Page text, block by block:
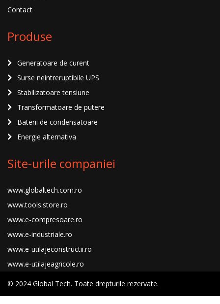
Contact
Produse
Generatoare de curent
Surse neintreruptibile UPS
Stabilizatoare tensiune
Transformatoare de putere
Baterii de condensatoare
Energie alternativa
Site-urile companiei
www.globaltech.com.ro
www.tools.store.ro
www.e-compresoare.ro
www.e-industriale.ro
www.e-utilajeconstructii.ro
www.e-utilajeagricole.ro
© 2024 Global Tech. Toate drepturile rezervate.